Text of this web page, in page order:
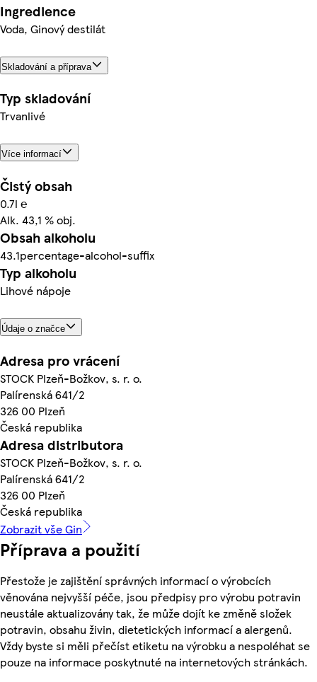
Ingredience
Voda, Ginový destilát
Skladování a příprava
Typ skladování
Trvanlivé
Více informací
Čistý obsah
0.7l ℮
Alk. 43,1 % obj.
Obsah alkoholu
43.1percentage-alcohol-suffix
Typ alkoholu
Lihové nápoje
Údaje o značce
Adresa pro vrácení
STOCK Plzeň-Božkov, s. r. o.
Palírenská 641/2
326 00 Plzeň
Česká republika
Adresa distributora
STOCK Plzeň-Božkov, s. r. o.
Palírenská 641/2
326 00 Plzeň
Česká republika
Zobrazit vše Gin
Příprava a použití
Přestože je zajištění správných informací o výrobcích
věnována nejvyšší péče, jsou předpisy pro výrobu potravin
neustále aktualizovány tak, že může dojít ke změně složek
potravin, obsahu živin, dietetických informací a alergenů.
Vždy byste si měli přečíst etiketu na výrobku a nespoléhat se
pouze na informace poskytnuté na internetových stránkách.